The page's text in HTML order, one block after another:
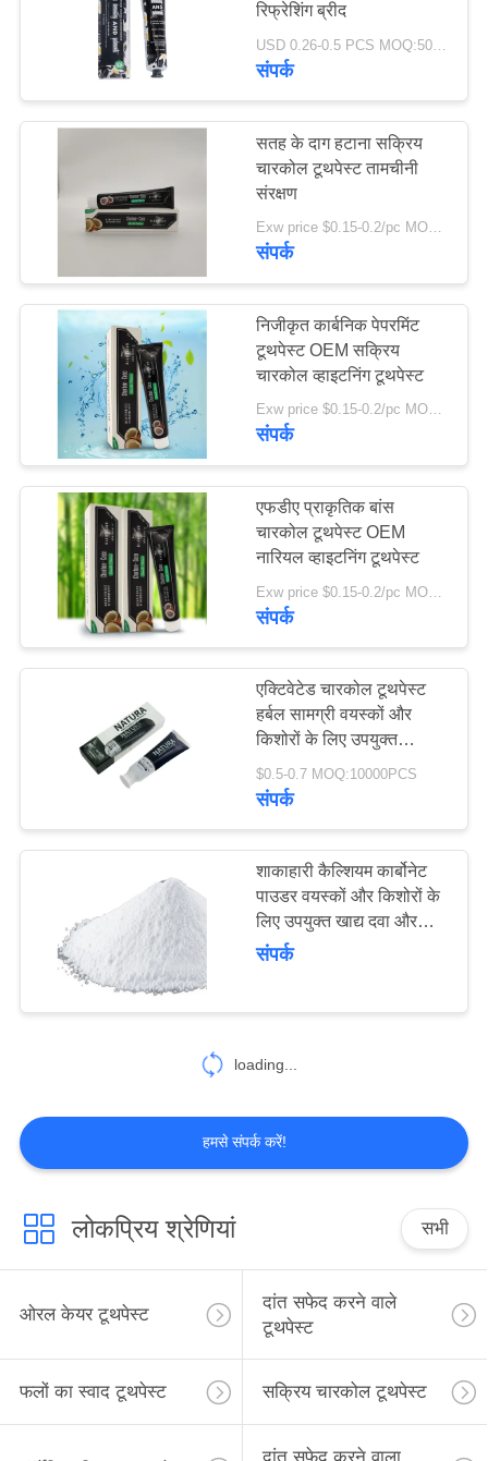
गोपनीयताऑर्गेनिक चिल्ड्रन टूथपेस्ट
दांत सफेद करने वाला
पाउडर
17
च्यूएबल टूथपेस्ट टैबलेट
दांत सफेद करने की
ओरल केयर माउथवॉश
25
ओरल केयर टूथब्रश
88
रिफ्रेशिंग ब्रीद
USD 0.26-0.5 PCS MOQ:500 पीसी -30000 पीसी
संपर्क
सतह के दाग हटाना सक्रिय
चारकोल टूथपेस्ट तामचीनी
संरक्षण
Exw price $0.15-0.2/pc MOQ:500 पीसी -30000 पीसी
संपर्क
निजीकृत कार्बनिक पेपरमिंट
टूथपेस्ट OEM सक्रिय
चारकोल व्हाइटनिंग टूथपेस्ट
Exw price $0.15-0.2/pc MOQ:500 पीसी -30000 पीसी
संपर्क
एफडीए प्राकृतिक बांस
चारकोल टूथपेस्ट OEM
नारियल व्हाइटनिंग टूथपेस्ट
संपर्क
एक्टिवेटेड चारकोल टूथपेस्ट
हर्बल सामग्री वयस्कों और
किशोरों के लिए उपयुक्त
प्राकृतिक डीप क्लीनिंग और
ओरल केयर
$0.5-0.7 MOQ:10000PCS
संपर्क
शाकाहारी कैल्शियम कार्बोनेट
पाउडर वयस्कों और किशोरों के
लिए उपयुक्त खाद्य दवा और
औद्योगिक उत्पादों में व्यापक रूप
संपर्क
loading...
हमसे संपर्क करें!
लोकप्रिय श्रेणियां सभी
ओरल केयर टूथपेस्ट
दांत सफेद करने वाले
टूथपेस्ट
फलों का स्वाद टूथपेस्ट सक्रिय चारकोल टूथपेस्ट